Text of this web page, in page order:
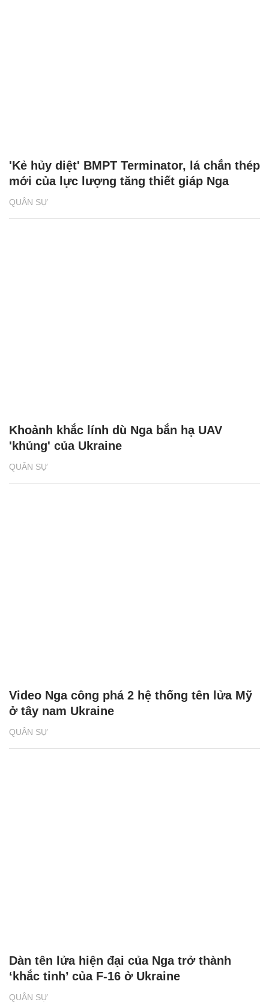
QUÂN SỰ
'Kẻ hủy diệt' BMPT Terminator, lá chắn thép
mới của lực lượng tăng thiết giáp Nga
QUÂN SỰ
Khoảnh khắc lính dù Nga bắn hạ UAV
'khủng' của Ukraine
QUÂN SỰ
Video Nga công phá 2 hệ thống tên lửa Mỹ
ở tây nam Ukraine
QUÂN SỰ
Dàn tên lửa hiện đại của Nga trở thành
‘khắc tinh’ của F-16 ở Ukraine